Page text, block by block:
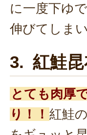
に一度下ゆ
伸びてしまい
3. 紅鮭昆
とても肉厚
り！！ 紅鮭